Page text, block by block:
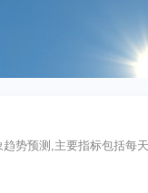
势预测,主要指标包括每天